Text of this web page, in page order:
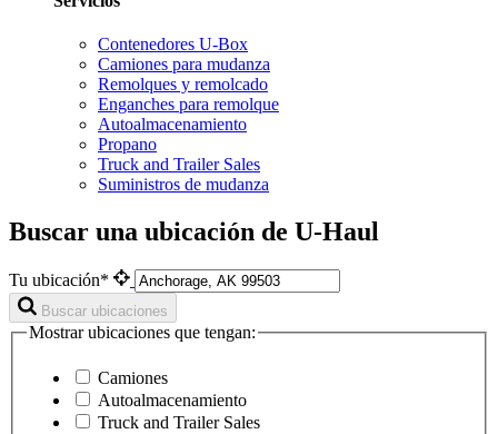
Contenedores U-Box
Camiones para mudanza
Remolques y remolcado
Enganches para remolque
Autoalmacenamiento
Propano
Truck and Trailer Sales
Suministros de mudanza
Buscar una ubicación de U-Haul
Tu ubicación*
Buscar ubicaciones
Mostrar ubicaciones que tengan:
Camiones
Autoalmacenamiento
Truck and Trailer Sales